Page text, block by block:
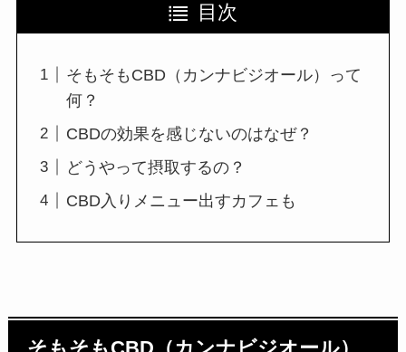
目次
そもそもCBD（カンナビジオール）って
何？
CBDの効果を感じないのはなぜ？
どうやって摂取するの？
CBD入りメニュー出すカフェも